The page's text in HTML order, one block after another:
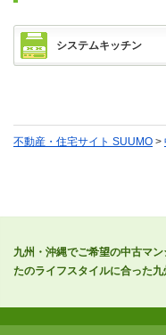
システムキッチン
不動産・住宅サイト SUUMO >
九州・沖縄でご希望の中古マ
たのライフスタイルに合った